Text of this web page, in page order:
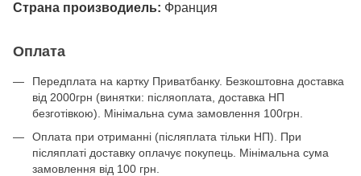
Страна производиель: Франция
Оплата
Передплата на картку Приватбанку. Безкоштовна доставка
від 2000грн (винятки: післяоплата, доставка НП
безготівкою). Мінімальна сума замовлення 100грн.
Оплата при отриманні (післяплата тільки НП). При
післяплаті доставку оплачує покупець. Мінімальна сума
замовлення від 100 грн.